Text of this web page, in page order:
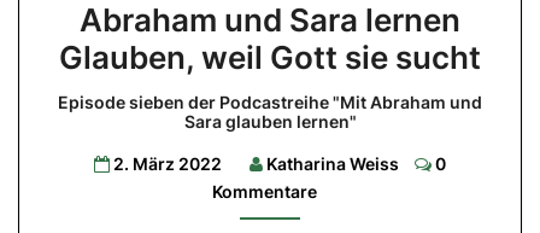
und
Sara
lernen
Glauben,
weil
Gott
sie
Abraham und Sara lernen
Glauben, weil Gott sie sucht
Episode sieben der Podcastreihe "Mit Abraham und
Sara glauben lernen"
2. März 2022 Katharina Weiss Comments
0
Kommentare